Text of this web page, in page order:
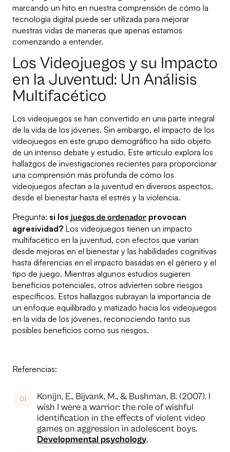
marcando un hito en nuestra comprensión de cómo la
tecnología digital puede ser utilizada para mejorar
nuestras vidas de maneras que apenas estamos
comenzando a entender.
Los Videojuegos y su Impacto
en la Juventud: Un Análisis
Multifacético
Los videojuegos se han convertido en una parte integral
de la vida de los jóvenes. Sin embargo, el impacto de los
videojuegos en este grupo demográfico ha sido objeto
de un intenso debate y estudio. Este artículo explora los
hallazgos de investigaciones recientes para proporcionar
una comprensión más profunda de cómo los
videojuegos afectan a la juventud en diversos aspectos,
desde el bienestar hasta el estrés y la violencia.
Pregunta: si los juegos de ordenador provocan
agresividad? Los videojuegos tienen un impacto
multifacético en la juventud, con efectos que varían
desde mejoras en el bienestar y las habilidades cognitivas
hasta diferencias en el impacto basadas en el género y el
tipo de juego. Mientras algunos estudios sugieren
beneficios potenciales, otros advierten sobre riesgos
específicos. Estos hallazgos subrayan la importancia de
un enfoque equilibrado y matizado hacia los videojuegos
en la vida de los jóvenes, reconociendo tanto sus
posibles beneficios como sus riesgos.
Referencias:
Konijn, E., Bijvank, M., & Bushman, B. (2007). I
wish I were a warrior: the role of wishful
identification in the effects of violent video
games on aggression in adolescent boys.
Developmental psychology.